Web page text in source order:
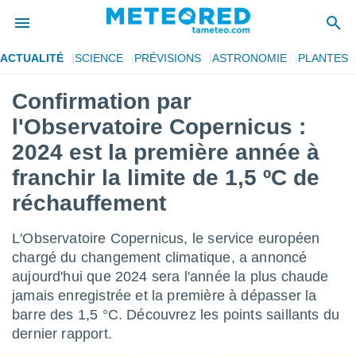
de
a
par
en
ACTUALITÉ SCIENCE PRÉVISIONS ASTRONOMIE PLANTES
Confirmation par
l'Observatoire Copernicus :
2024 est la première année à
franchir la limite de 1,5 ºC de
réchauffement
L'Observatoire Copernicus, le service européen
chargé du changement climatique, a annoncé
aujourd'hui que 2024 sera l'année la plus chaude
jamais enregistrée et la première à dépasser la
barre des 1,5 °C. Découvrez les points saillants du
dernier rapport.